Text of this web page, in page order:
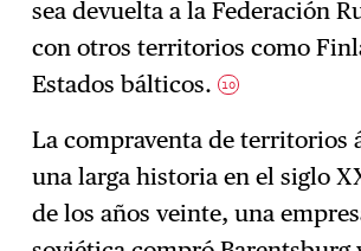
sea devuelta a la Federación
con otros territorios como
Estados bálticos.10
La compraventa de territorios
una larga historia en el siglo
de los años veinte, una